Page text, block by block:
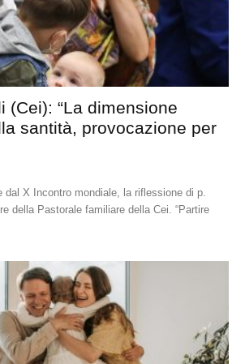
(Cei): “La dimensione
santità, provocazione per
dal X Incontro mondiale, la riflessione di p.
della Pastorale familiare della Cei. “Partire